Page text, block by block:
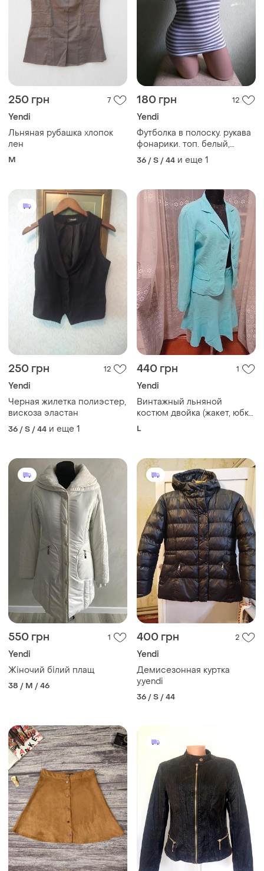
250 грн 7
Yendi
Льняная рубашка хлопок
лен
M
180 грн 12
Yendi
Футболка в полоску. рукава
фонарики. топ. белый,
мокко.
36 / S / 44 и еще 1
250 грн 12
Yendi
Черная жилетка полиэстер,
вискоза эластан
36 / S / 44 и еще 1
440 грн 1
Yendi
Винтажный льняной
костюм двойка (жакет, юбка)
фирмы yendi размер l
L
550 грн 1
Yendi
Жіночий білий плащ
38 / M / 46
400 грн 2
Yendi
Демисезонная куртка
y.yendi
36 / S / 44